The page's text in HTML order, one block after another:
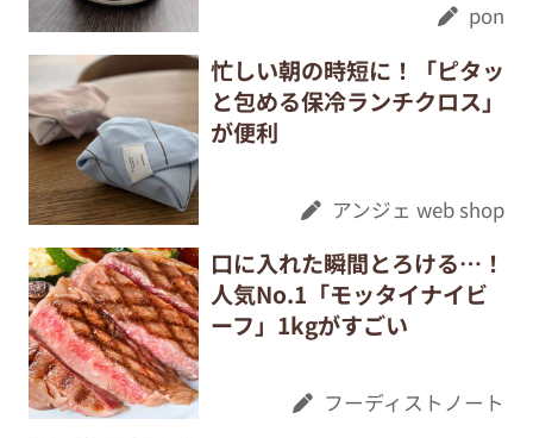
pon
忙しい朝の時短に！「ピタッ
と包める保冷ランチクロス」
が便利
アンジェ web shop
口に入れた瞬間とろける…！
人気No.1「モッタイナイビ
ーフ」1kgがすごい
フーディストノート